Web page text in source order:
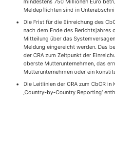
mindestens 750 Millionen Euro
Meldepflichten sind in
Die Frist für die Einreichung des
nach dem Ende des Berichtsjahres
Mitteilung über das
Meldung eingereicht werden. Das
der CRA zum Zeitpunkt der
oberste Mutterunternehmen, das
Mutterunternehmen oder ein
Die Leitlinien der CRA zum CbCR
‚Country-by-Country Reporting‘